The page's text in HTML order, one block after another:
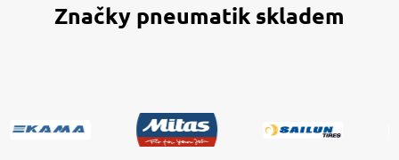
Značky pneumatik skladem